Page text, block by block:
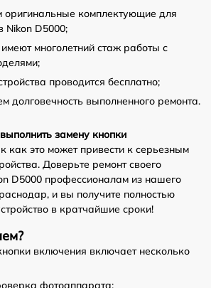
оригинальные комплектующие для
Nikon D5000;
многолетний стаж работы с
проводится бесплатно;
долговечность выполненного ремонта.
замену кнопки
как это может привести к серьезным
Доверьте ремонт своего
D5000 профессионалам из нашего
и вы получите полностью
в кратчайшие сроки!
включения включает несколько
фотоаппарата;